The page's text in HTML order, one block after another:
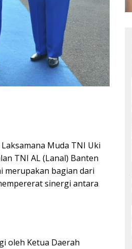
Muda TNI Uki
TNI AL (Lanal) Banten
merupakan bagian dari
sinergi antara
oleh Ketua Daerah